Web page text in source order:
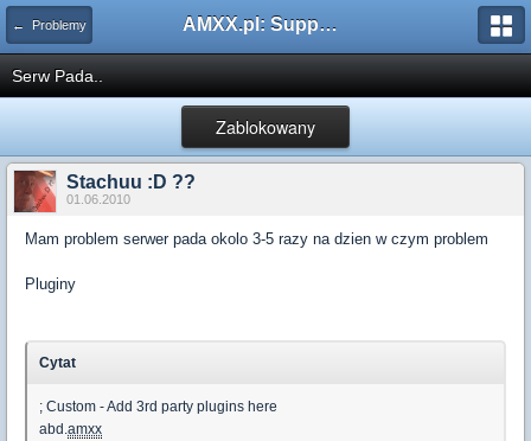
← Problemy AMXX.pl: Support AMX Mod X i SourceMod
Serw Pada..
Zablokowany
Stachuu :D ??
01.06.2010
Mam problem serwer pada okolo 3-5 razy na dzien w czym problem
Pluginy
Cytat
; Custom - Add 3rd party plugins here
abd.amxx